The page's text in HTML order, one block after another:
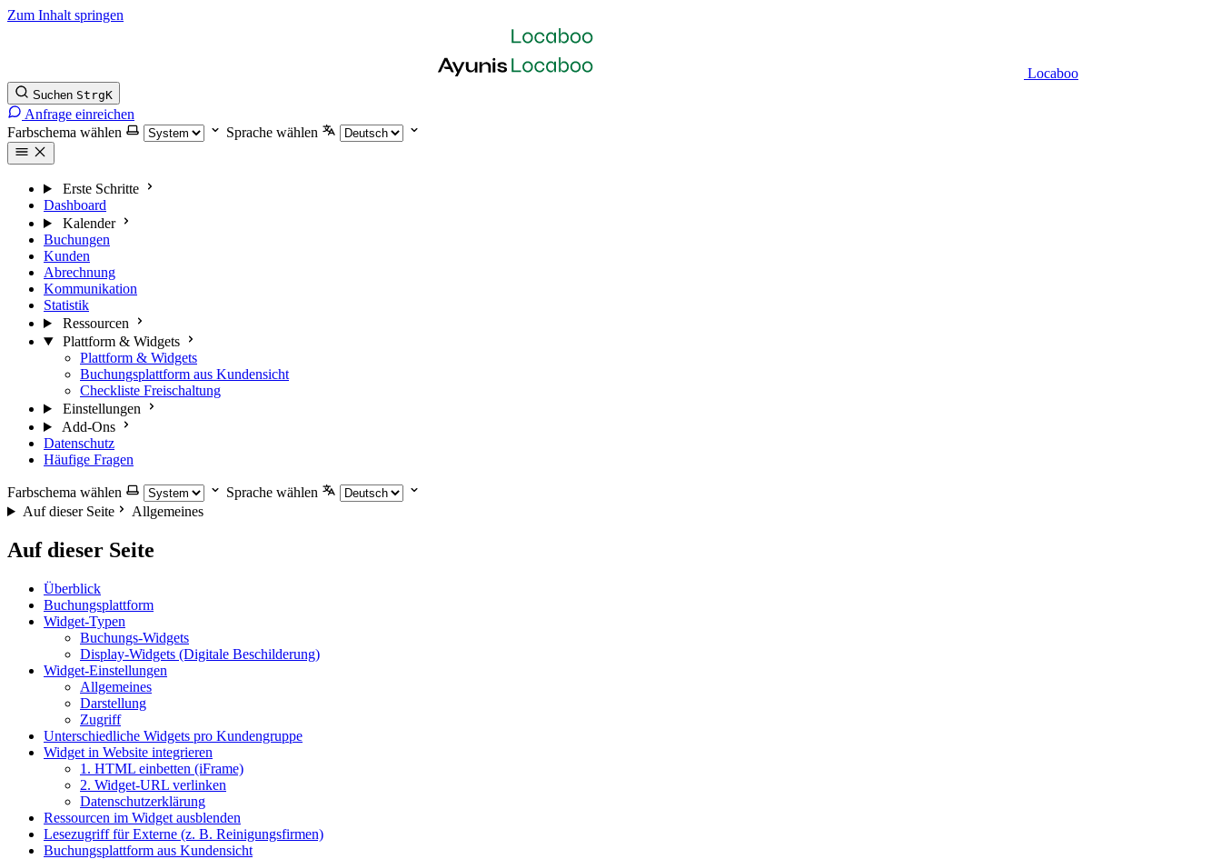
Zum Inhalt springen
Locaboo
Suchen StrgK
Anfrage einreichen
Farbschema wählen
Sprache wählen
Erste Schritte
Dashboard
Kalender
Buchungen
Kunden
Abrechnung
Kommunikation
Statistik
Ressourcen
Plattform & Widgets
Plattform & Widgets
Buchungsplattform aus Kundensicht
Checkliste Freischaltung
Einstellungen
Add-Ons
Datenschutz
Häufige Fragen
Farbschema wählen
Sprache wählen
Auf dieser Seite
Allgemeines
Auf dieser Seite
Überblick
Buchungsplattform
Widget-Typen
Buchungs-Widgets
Display-Widgets (Digitale Beschilderung)
Widget-Einstellungen
Allgemeines
Darstellung
Zugriff
Unterschiedliche Widgets pro Kundengruppe
Widget in Website integrieren
1. HTML einbetten (iFrame)
2. Widget-URL verlinken
Datenschutzerklärung
Ressourcen im Widget ausblenden
Lesezugriff für Externe (z. B. Reinigungsfirmen)
Buchungsplattform aus Kundensicht